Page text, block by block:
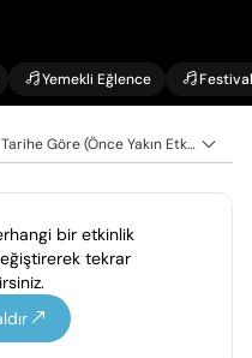
Yemekli Eğlence Festival
Tarihe Göre (Önce Yakın Etkinlikler)
bir etkinlik
tekrar